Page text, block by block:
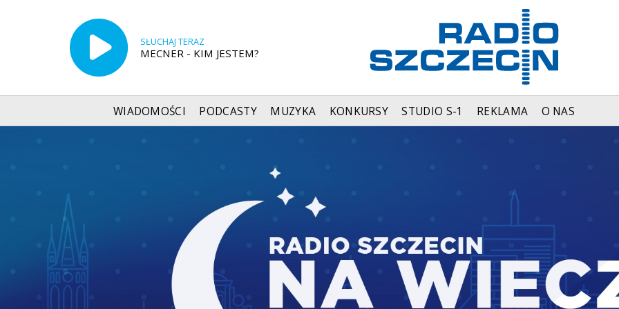
SŁUCHAJ TERAZ
MECNER - KIM JESTEM?
WIADOMOŚCI PODCASTY MUZYKA KONKURSY STUDIO S-1 REKLAMA O NAS